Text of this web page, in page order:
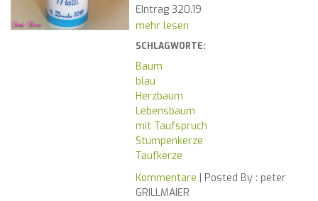
EIntrag 320.19
mehr lesen
SCHLAGWORTE:
Baum
blau
Herzbaum
Lebensbaum
mit Taufspruch
Stumpenkerze
Taufkerze
Kommentare | Posted By : peter
GRILLMAIER